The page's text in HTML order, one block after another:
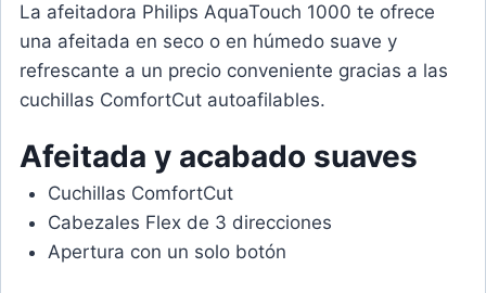
La afeitadora Philips AquaTouch 1000 te ofrece
una afeitada en seco o en húmedo suave y
refrescante a un precio conveniente gracias a las
cuchillas ComfortCut autoafilables.
Afeitada y acabado suaves
Cuchillas ComfortCut
Cabezales Flex de 3 direcciones
Apertura con un solo botón